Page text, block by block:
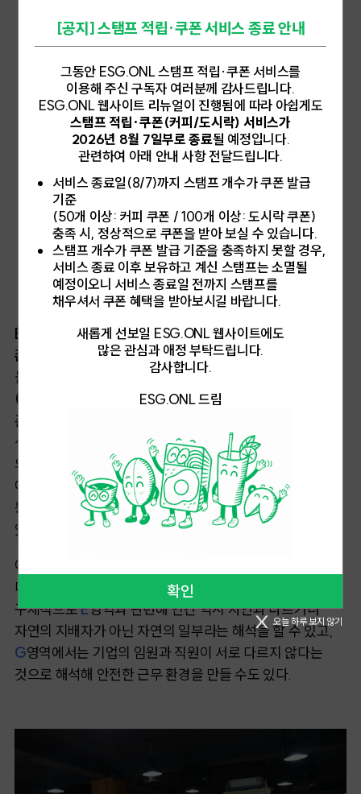
[ 붓다 경영 ⓒ담앤북스
ESG와 불교가 공유하는 가치: 투명한 경영, 환경/생명
존중의 실천
불교와 ESG를 논할 때 빠지지 않는 것이 바로 '
(緣起)
다. ‘연기’는 불교의 핵심 교리로, 모든 것은 홀로
존재하지 않고 관계 속에서 존재한다는 진리를 뜻한다.
생명과 사회, 국가와 자연이 분리된 실체가 아니라 상호
의존하는 관계망 속에 놓여있다는 인식으로, 기업이 단순히
이익만을 추구할 것이 아니라 인류의 공존과 사회의 이익
등을 조화롭게 고려하여 행동해야 한다는 것으로 해석할 수
있다.
이와 연관된
다르지 않으며, 의존하는 관계에 놓여있다는 개념이다.
구체적으로E영역과 관련해 인간 역시 자연과 다르거나
자연의 지배자가 아닌 자연의 일부라는 해석을 할 수 있고,
G영역에서는 기업의 임원과 직원이 서로 다르지 않다는
것으로 해석해 안전한 근무 환경을 만들 수도 있다.
[공지] 스탬프 적립·쿠폰 서비스 종료 안내
그동안 ESG.ONL 스탬프 적립·쿠폰 서비스를
이용해 주신 구독자 여러분께 감사드립니다.
ESG.ONL 웹사이트 리뉴얼이 진행됨에 따라 아쉽게도
스탬프 적립·쿠폰(커피/도시락) 서비스가
2026년 8월 7일부로 종료될 예정입니다.
관련하여 아래 안내 사항 전달드립니다.
서비스 종료일(8/7)까지 스탬프 개수가 쿠폰 발급
기준
(50개 이상: 커피 쿠폰 / 100개 이상: 도시락 쿠폰)
충족 시, 정상적으로 쿠폰을 받아 보실 수 있습니다.
스탬프 개수가 쿠폰 발급 기준을 충족하지 못할 경우,
서비스 종료 이후 보유하고 계신 스탬프는 소멸될
예정이오니 서비스 종료일 전까지 스탬프를
채우셔서 쿠폰 혜택을 받아보시길 바랍니다.
새롭게 선보일 ESG.ONL 웹사이트에도
많은 관심과 애정 부탁드립니다.
감사합니다.
ESG.ONL 드림
확인
오늘 하루 보지 않기